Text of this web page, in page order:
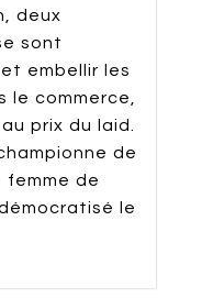
deux
sont
embellir les
le commerce,
prix du laid.
de
femme de
le